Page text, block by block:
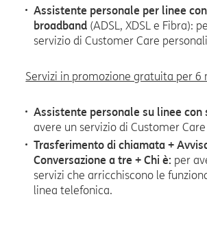
Assistente personale per linee
broadband (ADSL, XDSL e Fibra):
servizio di Customer Care
Servizi in promozione gratuita per 6
Assistente personale su linee con
avere un servizio di Customer
Trasferimento di chiamata +
Conversazione a tre + Chi è: per
servizi che arricchiscono le
linea telefonica.